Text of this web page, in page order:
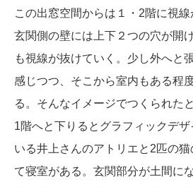
この出窓空間からは１・2階に視線
玄関側の壁には上下２つの穴が開
も視線が抜けていく。少し外へと
感じつつ、そこから室内もある程
る。そんなイメージでつくられたと
1階へと下りるとグラフィックデ
いる井上さんのアトリエと2匹の
て寝室がある。玄関部分が土間に